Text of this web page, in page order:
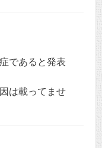
であると発表
は載ってませ